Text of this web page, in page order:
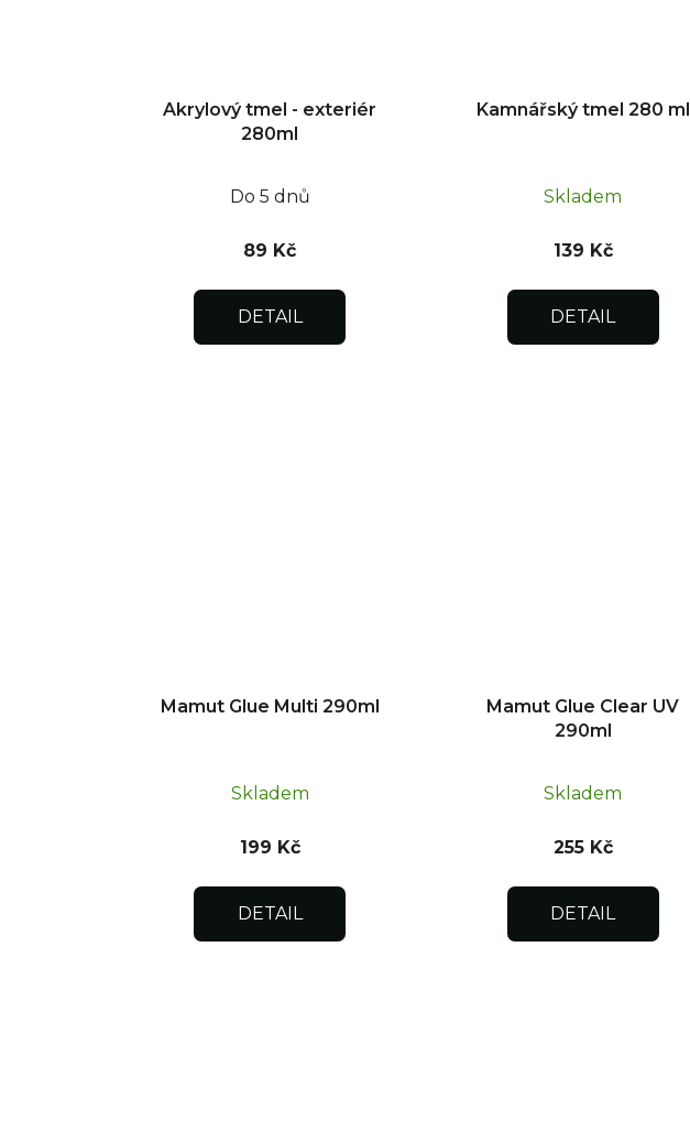
Akrylový tmel - exteriér
280ml
Do 5 dnů
89 Kč
DETAIL
Kamnářský tmel 280 ml
Skladem
139 Kč
DETAIL
Mamut Glue Multi 290ml
Skladem
199 Kč
DETAIL
Mamut Glue Clear UV
290ml
Skladem
255 Kč
DETAIL